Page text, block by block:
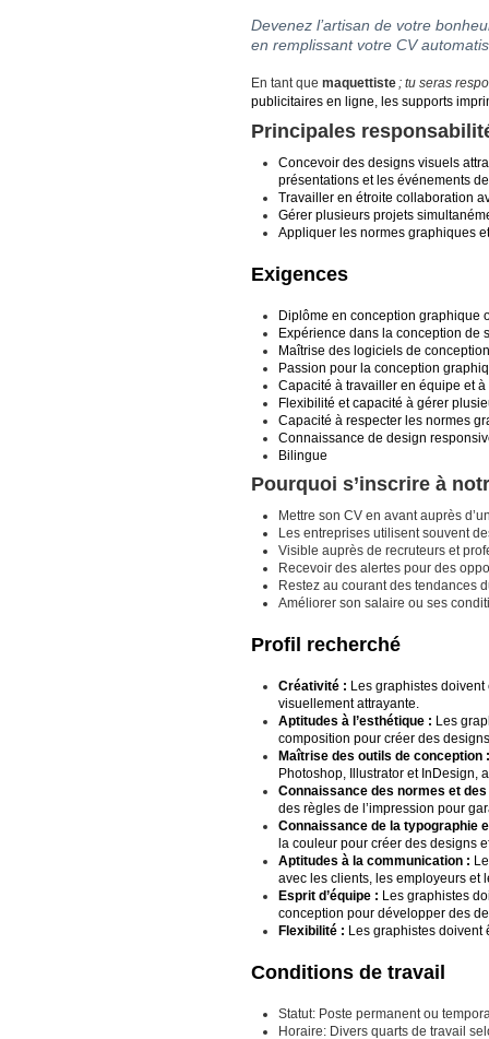
Devenez l’artisan de votre
en remplissant votre CV
En tant que maquettiste; tu seras
publicitaires en ligne, les supports
Principales
Concevoir des designs visuels
présentations et les événements de
Travailler en étroite collaboration
Gérer plusieurs projets
Appliquer les normes graphiques
Exigences
Diplôme en conception graphique
Expérience dans la conception de
Maîtrise des logiciels de
Passion pour la conception
Capacité à travailler en équipe et
Flexibilité et capacité à gérer
Capacité à respecter les normes
Connaissance de design
Bilingue
Pourquoi s’inscrire à
Mettre son CV en avant auprès
Les entreprises utilisent souvent
Visible auprès de recruteurs et
Recevoir des alertes pour des
Restez au courant des tendances
Améliorer son salaire ou ses
Profil recherché
Créativité : Les graphistes
visuellement attrayante.
Aptitudes à l’esthétique : Les
composition pour créer des
Maîtrise des outils de conception :
Photoshop, Illustrator et InDesign,
Connaissance des normes et
des règles de l’impression pour
Connaissance de la typographie
la couleur pour créer des designs
Aptitudes à la communication :
avec les clients, les employeurs et
Esprit d’équipe : Les graphistes
conception pour développer des
Flexibilité : Les graphistes doivent
Conditions de travail
Statut: Poste permanent ou
Horaire: Divers quarts de travail